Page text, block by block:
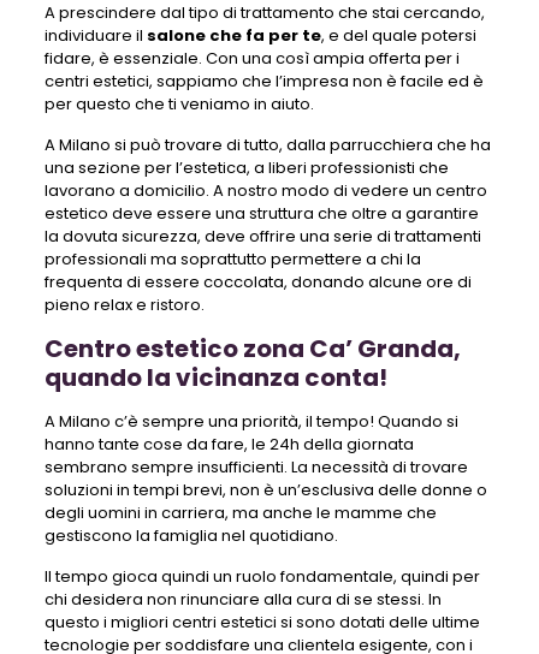
A prescindere dal tipo di trattamento che stai cercando,
individuare il salone che fa per te, e del quale potersi
fidare, è essenziale. Con una così ampia offerta per i
centri estetici, sappiamo che l’impresa non è facile ed è
per questo che ti veniamo in aiuto.
A Milano si può trovare di tutto, dalla parrucchiera che ha
una sezione per l’estetica, a liberi professionisti che
lavorano a domicilio. A nostro modo di vedere un centro
estetico deve essere una struttura che oltre a garantire
la dovuta sicurezza, deve offrire una serie di trattamenti
professionali ma soprattutto permettere a chi la
frequenta di essere coccolata, donando alcune ore di
pieno relax e ristoro.
Centro estetico zona Ca’ Granda,
quando la vicinanza conta!
A Milano c’è sempre una priorità, il tempo! Quando si
hanno tante cose da fare, le 24h della giornata
sembrano sempre insufficienti. La necessità di trovare
soluzioni in tempi brevi, non è un’esclusiva delle donne o
degli uomini in carriera, ma anche le mamme che
gestiscono la famiglia nel quotidiano.
Il tempo gioca quindi un ruolo fondamentale, quindi per
chi desidera non rinunciare alla cura di se stessi. In
questo i migliori centri estetici si sono dotati delle ultime
tecnologie per soddisfare una clientela esigente, con i